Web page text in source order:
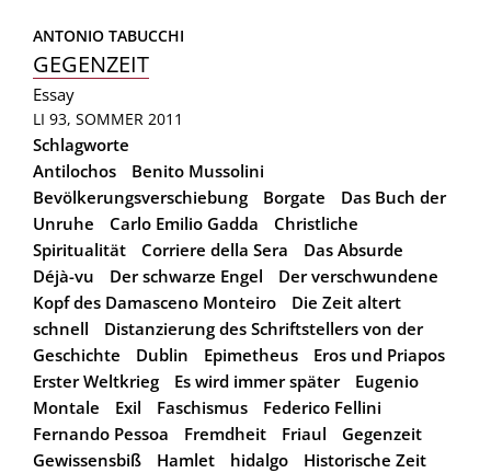
ANTONIO TABUCCHI
GEGENZEIT
Essay
LI 93, SOMMER 2011
Schlagworte
Antilochos
Benito Mussolini
Bevölkerungsverschiebung
Borgate
Das Buch der
Unruhe
Carlo Emilio Gadda
Christliche
Spiritualität
Corriere della Sera
Das Absurde
Déjà-vu
Der schwarze Engel
Der verschwundene
Kopf des Damasceno Monteiro
Die Zeit altert
schnell
Distanzierung des Schriftstellers von der
Geschichte
Dublin Epimetheus
Eros und Priapos
Erster Weltkrieg
Es wird immer später
Eugenio
Montale
Exil Faschismus
Federico Fellini
Fernando Pessoa
Fremdheit Friaul
Gegenzeit
Gewissensbiß
Hamlet hidalgo
Historische Zeit